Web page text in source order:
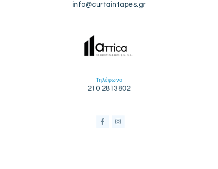
info@curtaintapes.gr
Τηλέφωνο
210 2813802